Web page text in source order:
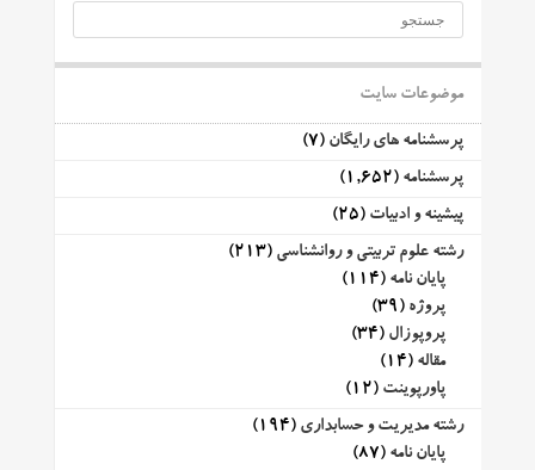
موضوعات سایت
پرسشنامه های رایگان (7)
پرسشنامه (1,652)
پیشینه و ادبیات (25)
رشته علوم تربیتی و روانشناسی (213)
پایان نامه (114)
پروژه (39)
پروپوزال (34)
مقاله (14)
پاورپوینت (12)
رشته مدیریت و حسابداری (194)
پایان نامه (87)